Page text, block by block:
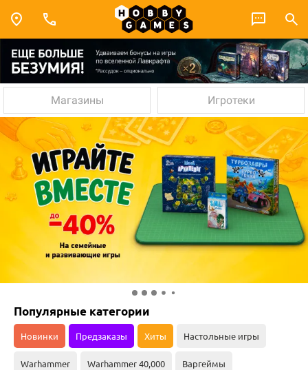
Магазины Игротеки
Популярные категории
Новинки Предзаказы Хиты Настольные игры
Warhammer Warhammer 40,000 Варгеймы